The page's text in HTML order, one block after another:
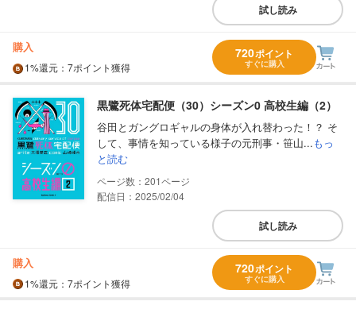
試し読み
購入
1%還元 ：7ポイント獲得
720ポイント
すぐに購入
黒鷺死体宅配便（30）シーズン0 高校生編（2）
谷田とガングロギャルの身体が入れ替わった！？ そ
して、事情を知っている様子の元刑事・笹山...もっ
と読む
201
配信日：2025/02/04
試し読み
購入
1%還元 ：7ポイント獲得
720ポイント
すぐに購入